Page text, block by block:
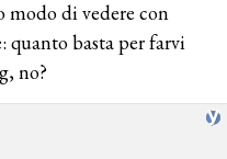
di vedere con
quanto basta per farvi
no?